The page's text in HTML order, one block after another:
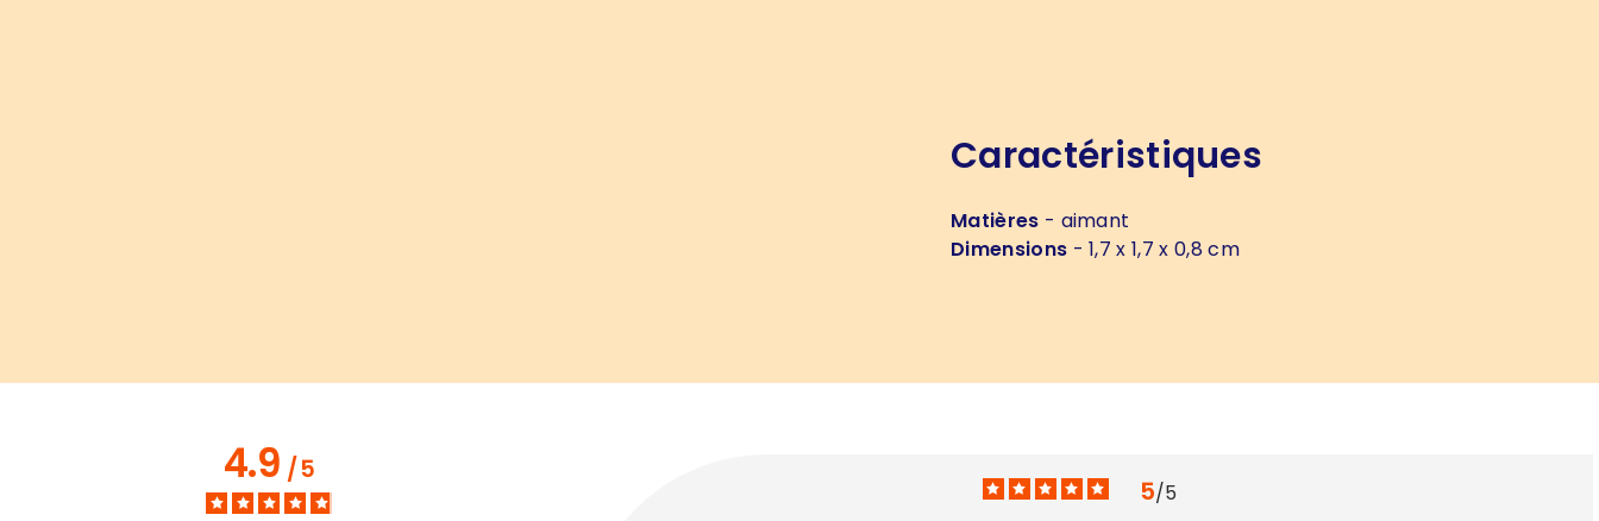
Caractéristiques
Matières - aimant
Dimensions - 1,7 x 1,7 x 0,8 cm
4.9/5
5/5